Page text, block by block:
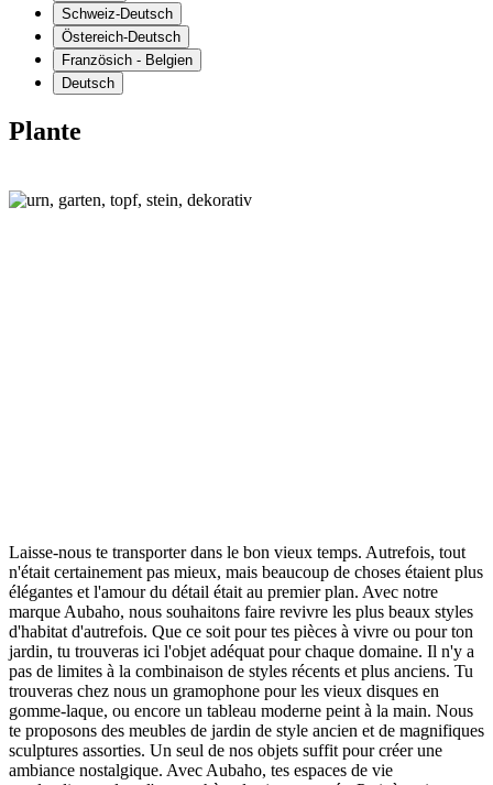
Schweiz-Deutsch
Östereich-Deutsch
Französich - Belgien
Deutsch
Plante
Laisse-nous te transporter dans le bon vieux temps. Autrefois, tout
n'était certainement pas mieux, mais beaucoup de choses étaient plus
élégantes et l'amour du détail était au premier plan. Avec notre
marque Aubaho, nous souhaitons faire revivre les plus beaux styles
d'habitat d'autrefois. Que ce soit pour tes pièces à vivre ou pour ton
jardin, tu trouveras ici l'objet adéquat pour chaque domaine. Il n'y a
pas de limites à la combinaison de styles récents et plus anciens. Tu
trouveras chez nous un gramophone pour les vieux disques en
gomme-laque, ou encore un tableau moderne peint à la main. Nous
te proposons des meubles de jardin de style ancien et de magnifiques
sculptures assorties. Un seul de nos objets suffit pour créer une
ambiance nostalgique. Avec Aubaho, tes espaces de vie